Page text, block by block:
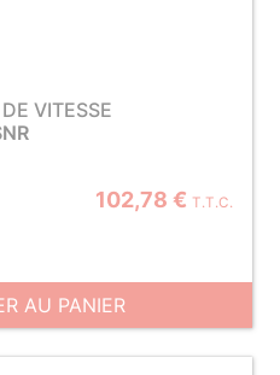
VITESSE
102,78 € T.T.C.
AU PANIER